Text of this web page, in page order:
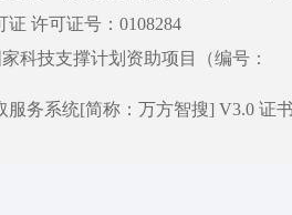
许可证号：0108284
科技支撑计划资助项目（编号：
服务系统[简称：万方智搜] V3.0 证